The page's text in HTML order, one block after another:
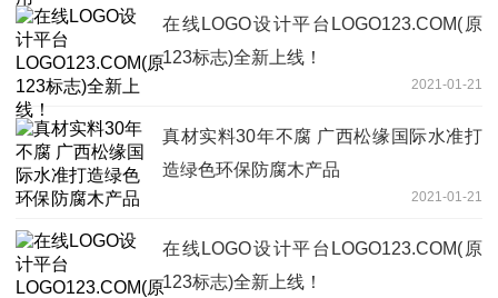
在线LOGO设计平台LOGO123.COM(原
123标志)全新上线！
2021-01-21
真材实料30年不腐 广西松缘国际水准打
造绿色环保防腐木产品
2021-01-21
在线LOGO设计平台LOGO123.COM(原
123标志)全新上线！